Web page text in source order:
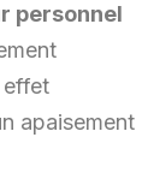
personnel
effet
apaisement